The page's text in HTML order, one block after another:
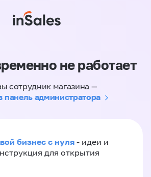
не работает
сотрудник магазина —
панель администратора
бизнес с нуля - идеи и
для открытия